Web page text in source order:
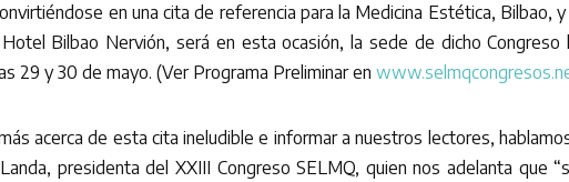
en una cita de referencia para la Medicina Estética, Bilbao, y
Bilbao Nervión, será en esta ocasión, la sede de dicho Congreso
29 y 30 de mayo. (Ver Programa Preliminar en
acerca de esta cita ineludible e informar a nuestros lectores,
presidenta del XXIII Congreso SELMQ, quien nos adelanta que